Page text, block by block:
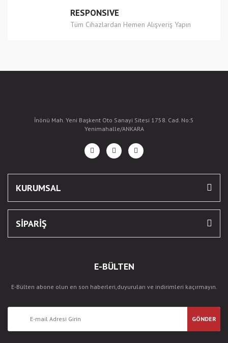
RESPONSIVE
Tüm Cihazlardan Hemen Alışveriş Yapın
İnönü Mah. Yeni Başkent Oto Sanayi Sitesi 1758. Cad. No:5
Yenimahalle/ANKARA
KURUMSAL
SİPARİŞ
E-BÜLTEN
E-Bülten abone olun en son haberleri,duyuruları ve indirimleri kaçırmayın.
GÖNDER